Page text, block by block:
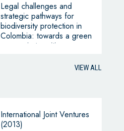
Legal challenges and
strategic pathways for
biodiversity protection in
Colombia: towards a green
economic transition
VIEW ALL
International Joint Ventures
(2013)